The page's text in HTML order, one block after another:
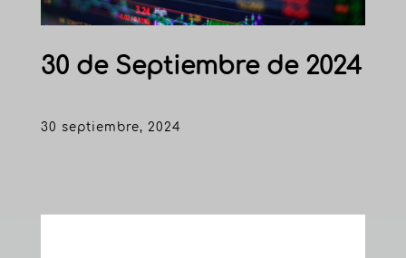
30 de Septiembre de 2024
30 septiembre, 2024